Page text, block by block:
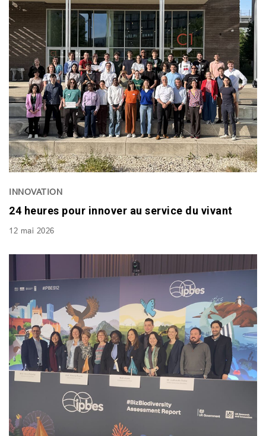
INNOVATION
24 heures pour innover au service du vivant
12 mai 2026